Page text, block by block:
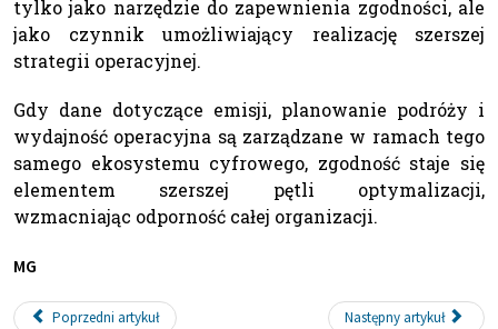
tylko jako narzędzie do zapewnienia zgodności, ale
jako czynnik umożliwiający realizację szerszej
strategii operacyjnej.
Gdy dane dotyczące emisji, planowanie podróży i
wydajność operacyjna są zarządzane w ramach tego
samego ekosystemu cyfrowego, zgodność staje się
elementem szerszej pętli optymalizacji,
wzmacniając odporność całej organizacji.
MG
Poprzedni artykuł Następny artykuł